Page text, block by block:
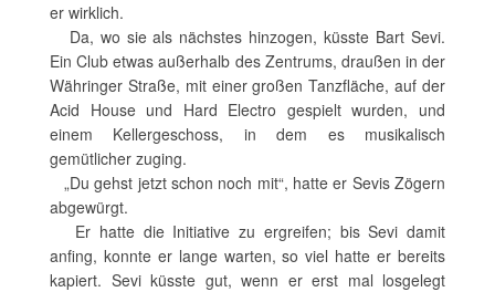
er wirklich.
Da, wo sie als nächstes hinzogen, küsste Bart Sevi.
Ein Club etwas außerhalb des Zentrums, draußen in der
Währinger Straße, mit einer großen Tanzfläche, auf der
Acid House und Hard Electro gespielt wurden, und
einem Kellergeschoss, in dem es musikalisch
gemütlicher zuging.
„Du gehst jetzt schon noch mit“, hatte er Sevis Zögern
abgewürgt.
Er hatte die Initiative zu ergreifen; bis Sevi damit
anfing, konnte er lange warten, so viel hatte er bereits
kapiert. Sevi küsste gut, wenn er erst mal losgelegt